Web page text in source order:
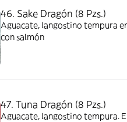
46. Sake Dragón (8 Pzs.)
Aguacate, langostino tempura
con salmón
47. Tuna Dragón (8 Pzs.)
Aguacate, langostino tempura.